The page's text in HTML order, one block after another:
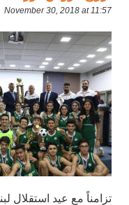
November 30, 2018 at 11:57